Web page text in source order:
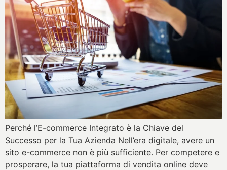
Perché l’E-commerce Integrato è la Chiave del
Successo per la Tua Azienda Nell’era digitale, avere un
sito e-commerce non è più sufficiente. Per competere e
prosperare, la tua piattaforma di vendita online deve